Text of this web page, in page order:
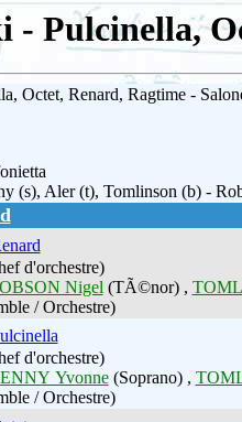
- Pulcinella,
Octet, Renard, Ragtime -
(s), Aler (t), Tomlinson (b) -
d'orchestre)
Nigel(TÃ©nor) ,
/ Orchestre)
d'orchestre)
Yvonne(Soprano) ,
/ Orchestre)